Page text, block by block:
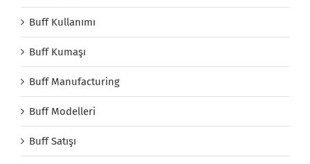
Buff Kullanımı
Buff Kumaşı
Buff Manufacturing
Buff Modelleri
Buff Satışı